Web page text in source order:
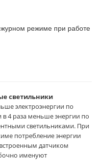
режиме при работе
светильники
электроэнергии по
4 раза меньше энергии по
светильниками. При
потребление энергии
датчиком
именуют